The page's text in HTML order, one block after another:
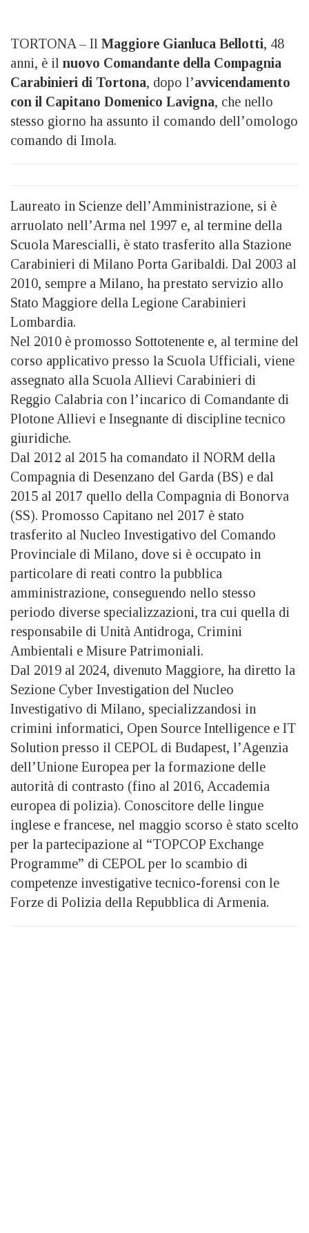
TORTONA – Il Maggiore Gianluca Bellotti, 48
anni, è il nuovo Comandante della Compagnia
Carabinieri di Tortona, dopo l’avvicendamento
con il Capitano Domenico Lavigna, che nello
stesso giorno ha assunto il comando dell’omologo
comando di Imola.
Laureato in Scienze dell’Amministrazione, si è
arruolato nell’Arma nel 1997 e, al termine della
Scuola Marescialli, è stato trasferito alla Stazione
Carabinieri di Milano Porta Garibaldi. Dal 2003 al
2010, sempre a Milano, ha prestato servizio allo
Stato Maggiore della Legione Carabinieri
Lombardia.
Nel 2010 è promosso Sottotenente e, al termine del
corso applicativo presso la Scuola Ufficiali, viene
assegnato alla Scuola Allievi Carabinieri di
Reggio Calabria con l’incarico di Comandante di
Plotone Allievi e Insegnante di discipline tecnico
giuridiche.
Dal 2012 al 2015 ha comandato il NORM della
Compagnia di Desenzano del Garda (BS) e dal
2015 al 2017 quello della Compagnia di Bonorva
(SS). Promosso Capitano nel 2017 è stato
trasferito al Nucleo Investigativo del Comando
Provinciale di Milano, dove si è occupato in
particolare di reati contro la pubblica
amministrazione, conseguendo nello stesso
periodo diverse specializzazioni, tra cui quella di
responsabile di Unità Antidroga, Crimini
Ambientali e Misure Patrimoniali.
Dal 2019 al 2024, divenuto Maggiore, ha diretto la
Sezione Cyber Investigation del Nucleo
Investigativo di Milano, specializzandosi in
crimini informatici, Open Source Intelligence e IT
Solution presso il CEPOL di Budapest, l’Agenzia
dell’Unione Europea per la formazione delle
autorità di contrasto (fino al 2016, Accademia
europea di polizia). Conoscitore delle lingue
inglese e francese, nel maggio scorso è stato scelto
per la partecipazione al “TOPCOP Exchange
Programme” di CEPOL per lo scambio di
competenze investigative tecnico-forensi con le
Forze di Polizia della Repubblica di Armenia.